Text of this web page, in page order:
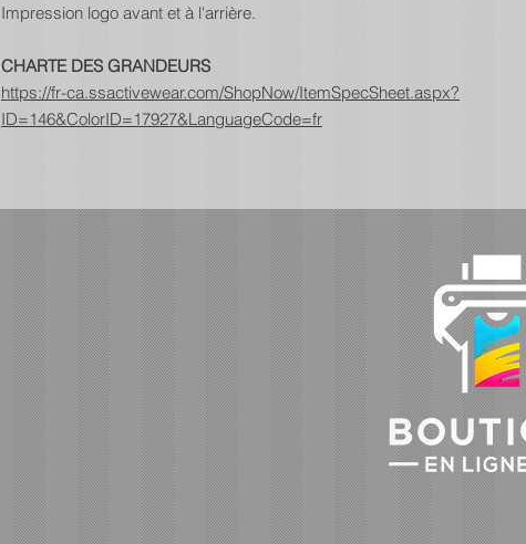
Impression logo avant et à l'arrière.
CHARTE DES GRANDEURS
https://fr-ca.ssactivewear.com/ShopNow/ItemSpecSheet.aspx?
ID=146&ColorID=17927&LanguageCode=fr